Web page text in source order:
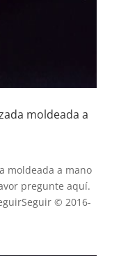
moldeada a
moldeada a mano
pregunte aquí.
© 2016-